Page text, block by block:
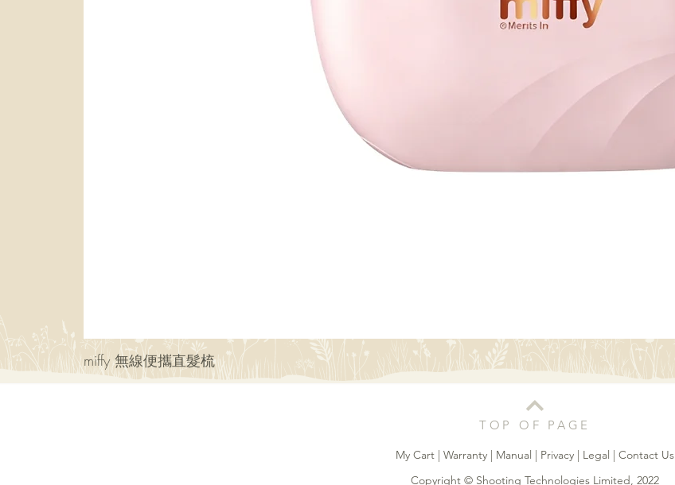
Quick View
miffy 無線便攜直髮梳
TOP OF PAGE
My Cart | Warranty | Manual | Privacy| Legal | Contact Us
Copyright © Shooting Technologies Limited, 2022